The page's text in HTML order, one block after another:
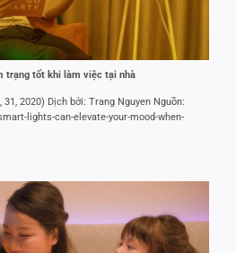
trạng tốt khi làm việc tại nhà
2020) Dịch bởi: Trang Nguyen Nguồn:
lights-can-elevate-your-mood-when-